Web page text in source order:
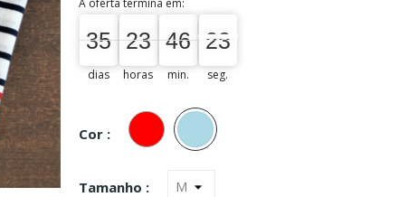
A oferta termina em:
35
35
00
dias
23
23
00
horas
46
46
00
min.
22
21
22
seg.
Cor :
VermelhoAzul
Cl.
Tamanho :